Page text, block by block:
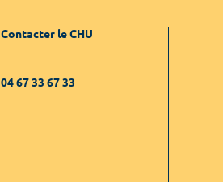
Contacter le CHU
04 67 33 67 33